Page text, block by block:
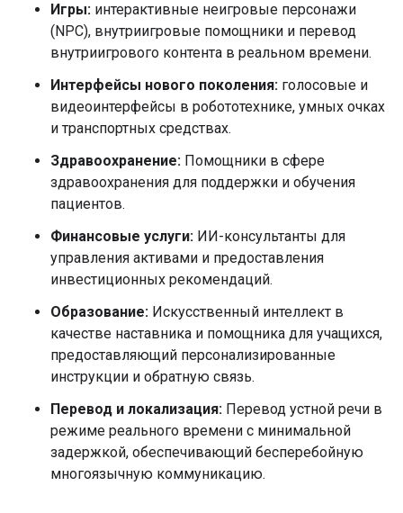
Игры: интерактивные неигровые персонажи
(NPC), внутриигровые помощники и перевод
внутриигрового контента в реальном времени.
Интерфейсы нового поколения: голосовые и
видеоинтерфейсы в робототехнике, умных очках
и транспортных средствах.
Здравоохранение: Помощники в сфере
здравоохранения для поддержки и обучения
пациентов.
Финансовые услуги: ИИ-консультанты для
управления активами и предоставления
инвестиционных рекомендаций.
Образование: Искусственный интеллект в
качестве наставника и помощника для учащихся,
предоставляющий персонализированные
инструкции и обратную связь.
Перевод и локализация: Перевод устной речи в
режиме реального времени с минимальной
задержкой, обеспечивающий бесперебойную
многоязычную коммуникацию.